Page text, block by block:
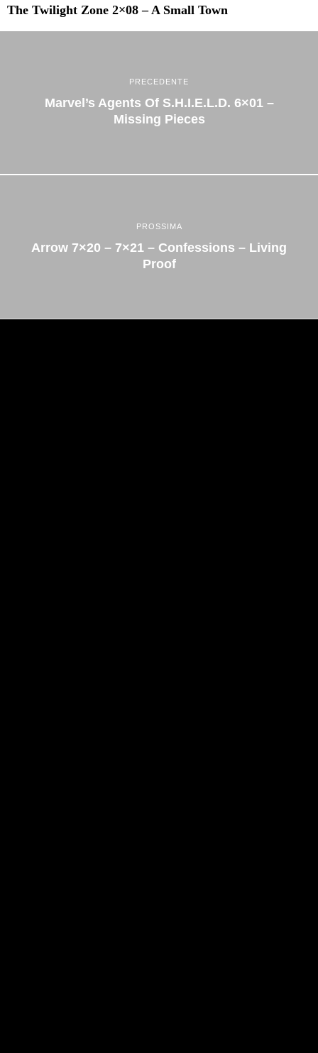
The Twilight Zone 2×08 – A Small Town
PRECEDENTE
Marvel’s Agents Of S.H.I.E.L.D. 6×01 –
Missing Pieces
PROSSIMA
Arrow 7×20 – 7×21 – Confessions – Living
Proof